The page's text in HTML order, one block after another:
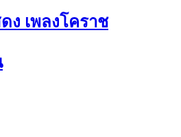
ง เพลงโคราช